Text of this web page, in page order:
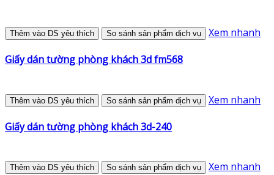
Thêm vào DS yêu thích So sánh sản phẩm dịch vụ Xem nhanh
Giấy dán tường phòng khách 3d fm568
Thêm vào DS yêu thích So sánh sản phẩm dịch vụ Xem nhanh
Giấy dán tường phòng khách 3d-240
Thêm vào DS yêu thích So sánh sản phẩm dịch vụ Xem nhanh